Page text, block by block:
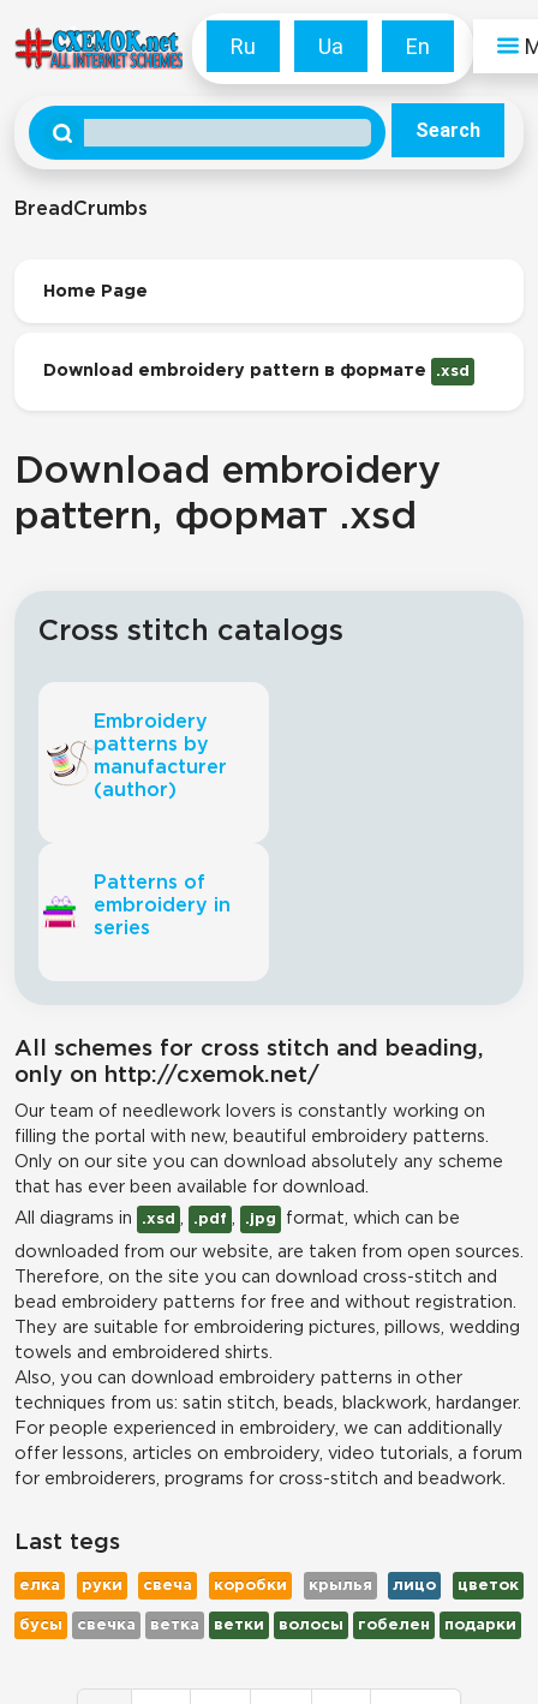
Ru Ua En
Search
BreadCrumbs
Home Page
Download embroidery pattern в формате .xsd
Download embroidery
pattern, формат .xsd
Cross stitch catalogs
Embroidery
patterns by
manufacturer
(author)
Patterns of
embroidery in
series
All schemes for cross stitch and beading,
only on http://cxemok.net/
Our team of needlework lovers is constantly working on
filling the portal with new, beautiful embroidery patterns.
Only on our site you can download absolutely any scheme
that has ever been available for download.
All diagrams in
.xsd .pdf .jpg format, which can be
downloaded from our website, are taken from open sources.
Therefore, on the site you can download cross-stitch and
bead embroidery patterns for free and without registration.
They are suitable for embroidering pictures, pillows, wedding
towels and embroidered shirts.
Also, you can download embroidery patterns in other
techniques from us: satin stitch, beads, blackwork, hardanger.
For people experienced in embroidery, we can additionally
offer lessons, articles on embroidery, video tutorials, a forum
for embroiderers, programs for cross-stitch and beadwork.
Last tegs
елка руки свеча коробки крылья лицо цветок
бусы свечка ветка ветки волосы гобелен подарки